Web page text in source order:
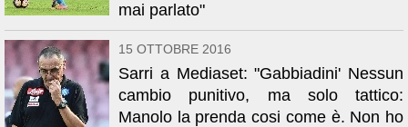
mai parlato"
15 OTTOBRE 2016
Sarri a Mediaset: "Gabbiadini' Nessun
cambio punitivo, ma solo tattico:
Manolo la prenda cosi come è. Non ho